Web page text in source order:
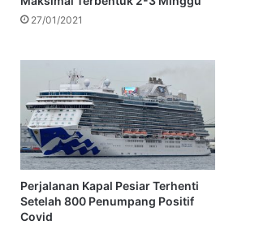
27/01/2021
Perjalanan Kapal Pesiar Terhenti
Setelah 800 Penumpang Positif
Covid